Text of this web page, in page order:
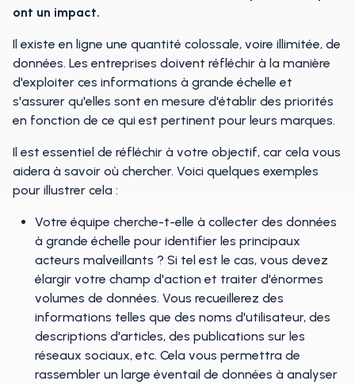
ont un impact.
Il existe en ligne une quantité colossale, voire illimitée, de
données. Les entreprises doivent réfléchir à la manière
d'exploiter ces informations à grande échelle et
s'assurer qu'elles sont en mesure d'établir des priorités
en fonction de ce qui est pertinent pour leurs marques.
Il est essentiel de réfléchir à votre objectif, car cela vous
aidera à savoir où chercher. Voici quelques exemples
pour illustrer cela :
Votre équipe cherche-t-elle à collecter des données
à grande échelle pour identifier les principaux
acteurs malveillants ? Si tel est le cas, vous devez
élargir votre champ d'action et traiter d'énormes
volumes de données. Vous recueillerez des
informations telles que des noms d'utilisateur, des
descriptions d'articles, des publications sur les
réseaux sociaux, etc. Cela vous permettra de
rassembler un large éventail de données à analyser